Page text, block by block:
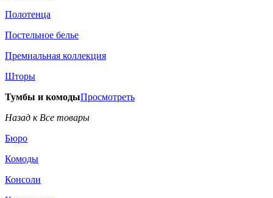
Полотенца
Постельное белье
Премиальная коллекция
Шторы
Тумбы и комодыПросмотреть
Назад к Все товары
Бюро
Комоды
Консоли